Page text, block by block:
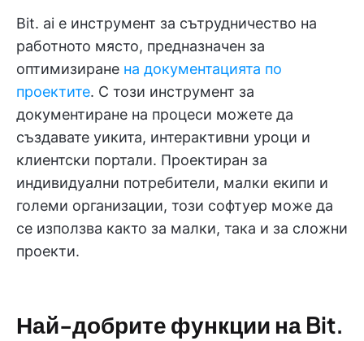
Bit. ai е инструмент за сътрудничество на
работното място, предназначен за
оптимизиране на документацията по
проектите. С този инструмент за
документиране на процеси можете да
създавате уикита, интерактивни уроци и
клиентски портали. Проектиран за
индивидуални потребители, малки екипи и
големи организации, този софтуер може да
се използва както за малки, така и за сложни
проекти.
Най-добрите функции на Bit.